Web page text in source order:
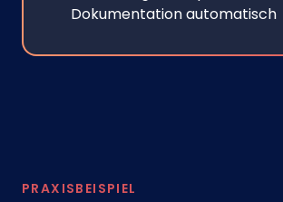
Dokumentation automatisch
PRAXISBEISPIEL